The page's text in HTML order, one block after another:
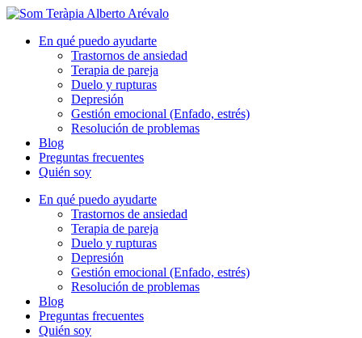
En qué puedo ayudarte
Trastornos de ansiedad
Terapia de pareja
Duelo y rupturas
Depresión
Gestión emocional (Enfado, estrés)
Resolución de problemas
Blog
Preguntas frecuentes
Quién soy
En qué puedo ayudarte
Trastornos de ansiedad
Terapia de pareja
Duelo y rupturas
Depresión
Gestión emocional (Enfado, estrés)
Resolución de problemas
Blog
Preguntas frecuentes
Quién soy